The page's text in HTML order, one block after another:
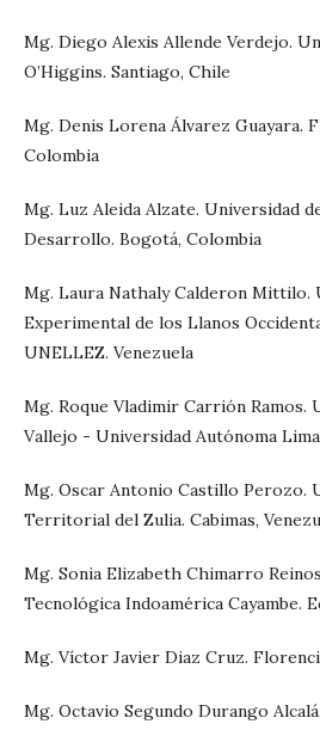
Mg. Diego Alexis Allende Verdejo.
O’Higgins. Santiago, Chile
Mg. Denis Lorena Álvarez Guayara.
Colombia
Mg. Luz Aleida Alzate. Universidad
Desarrollo. Bogotá, Colombia
Mg. Laura Nathaly Calderon Mittilo.
Experimental de los Llanos
UNELLEZ. Venezuela
Mg. Roque Vladimir Carrión Ramos.
Vallejo - Universidad Autónoma
Mg. Oscar Antonio Castillo Perozo.
Territorial del Zulia. Cabimas,
Mg. Sonia Elizabeth Chimarro
Tecnológica Indoamérica Cayambe.
Mg. Víctor Javier Diaz Cruz.
Mg. Octavio Segundo Durango